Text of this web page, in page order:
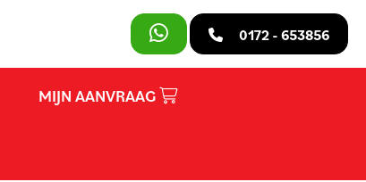
SLUITEN
0172 - 653856
MIJN AANVRAAG